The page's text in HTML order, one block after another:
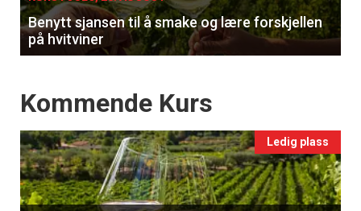
Benytt sjansen til å smake og lære forskjellen
på hvitviner
Events
Kommende Kurs
Ledig plass